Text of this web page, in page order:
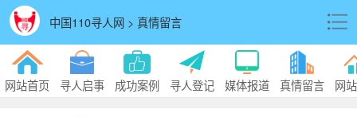
中国110寻人网 > 真情留言
网站首页 寻人启事 成功案例 寻人登记 媒体报道 真情留言 网